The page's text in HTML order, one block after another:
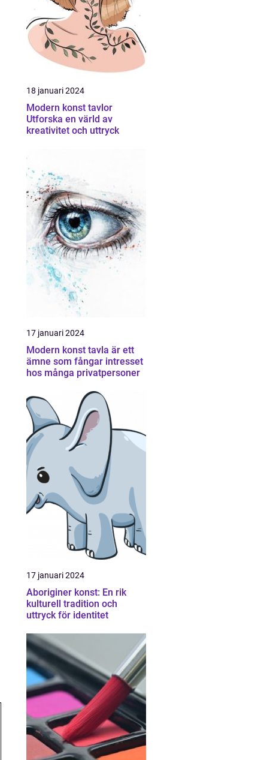
18 januari 2024
Modern konst tavlor
Utforska en värld av
kreativitet och uttryck
17 januari 2024
Modern konst tavla är ett
ämne som fångar intresset
hos många privatpersoner
17 januari 2024
Aboriginer konst: En rik
kulturell tradition och
uttryck för identitet